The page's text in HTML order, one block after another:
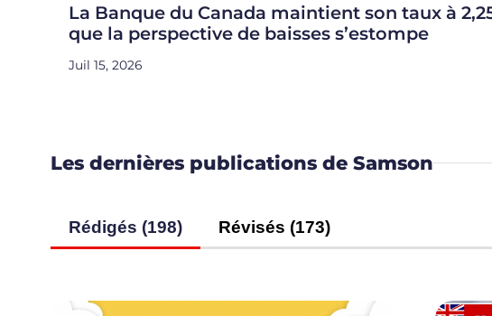
La Banque du Canada maintient son taux à
que la perspective de baisses s’estompe
Juil 15, 2026
Les dernières publications de Samson
Rédigés (198) Révisés (173)